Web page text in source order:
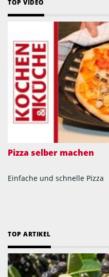
TOP VIDEO
Pizza selber machen
Einfache und schnelle Pizza
TOP ARTIKEL